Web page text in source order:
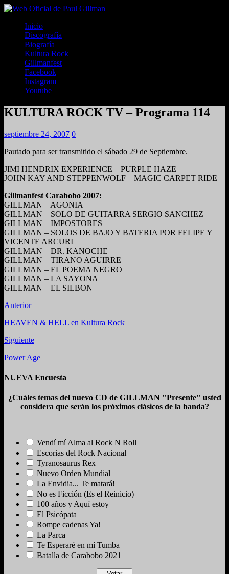
Inicio
Discografía
Biografía
Kultura Rock
Gillmanfest
Facebook
Instagram
Youtube
KULTURA ROCK TV – Programa 114
septiembre 24, 2007 0
Pautado para ser transmitido el sábado 29 de Septiembre.
JIMI HENDRIX EXPERIENCE – PURPLE HAZE
JOHN KAY AND STEPPENWOLF – MAGIC CARPET RIDE
Gillmanfest Carabobo 2007:
GILLMAN – AGONIA
GILLMAN – SOLO DE GUITARRA SERGIO SANCHEZ
GILLMAN – IMPOSTORES
GILLMAN – SOLOS DE BAJO Y BATERIA POR FELIPE Y
VICENTE ARCURI
GILLMAN – DR. KANOCHE
GILLMAN – TIRANO AGUIRRE
GILLMAN – EL POEMA NEGRO
GILLMAN – LA SAYONA
GILLMAN – EL SILBON
Anterior
HEAVEN & HELL en Kultura Rock
Siguiente
Power Age
NUEVA Encuesta
¿Cuáles temas del nuevo CD de GILLMAN "Presente" usted
considera que serán los próximos clásicos de la banda?
Vendí mí Alma al Rock N Roll
Escorias del Rock Nacional
Tyranosaurus Rex
Nuevo Orden Mundial
La Envidia... Te matará!
No es Ficción (Es el Reinicio)
100 años y Aquí estoy
El Psicópata
Rompe cadenas Ya!
La Parca
Te Esperaré en mí Tumba
Batalla de Carabobo 2021